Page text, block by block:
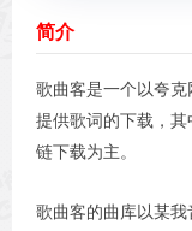
简介
歌曲客是一个以夸
提供歌词的下载，
链下载为主。
歌曲客的曲库以某